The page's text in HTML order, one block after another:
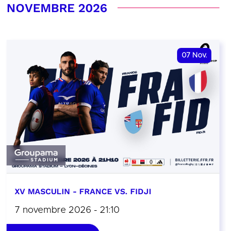
NOVEMBRE 2026
07 Nov.
XV MASCULIN - FRANCE VS. FIDJI
7 novembre 2026 - 21:10